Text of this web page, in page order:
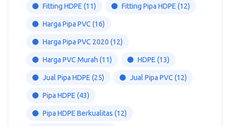
Fitting HDPE (11) Fitting Pipa HDPE (12)
Harga Pipa PVC (16)
Harga Pipa PVC 2020 (12)
Harga PVC Murah (11) HDPE (13)
Jual Pipa HDPE (25) Jual Pipa PVC (12)
Pipa HDPE (43)
Pipa HDPE Berkualitas (12)